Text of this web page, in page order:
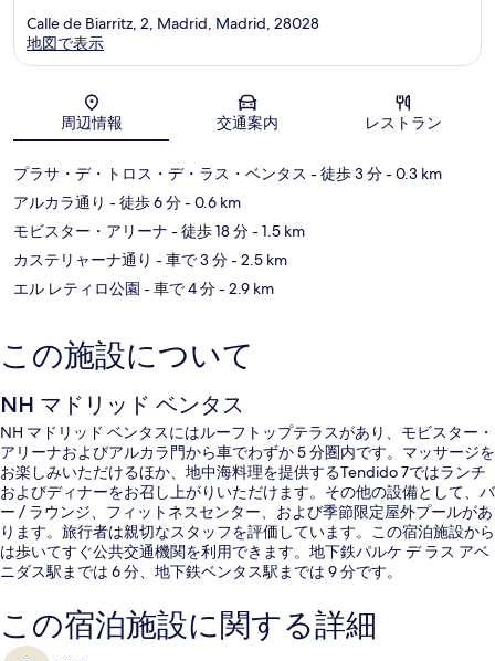
地図
Calle de Biarritz, 2, Madrid, Madrid, 28028
地図で表示
周辺情報 交通案内 レストラン
プラサ・デ・トロス・デ・ラス・ベンタス - 徒歩 3 分- 0.3 km
アルカラ通り - 徒歩 6 分- 0.6 km
モビスター・アリーナ - 徒歩 18 分- 1.5 km
カステリャーナ通り - 車で 3 分- 2.5 km
エル レティロ公園 - 車で 4 分- 2.9 km
この施設について
NH マドリッド ベンタス
NH マドリッド ベンタスにはルーフトップテラスがあり、モビスター・
アリーナおよびアルカラ門から車でわずか 5 分圏内です。マッサージを
お楽しみいただけるほか、地中海料理を提供するTendido 7ではランチ
およびディナーをお召し上がりいただけます。その他の設備として、バ
ー / ラウンジ、フィットネスセンター、および季節限定屋外プールがあ
ります。旅行者は親切なスタッフを評価しています。この宿泊施設から
は歩いてすぐ公共交通機関を利用できます。地下鉄パルケ デ ラス アベ
ニダス駅までは 6 分、地下鉄ベンタス駅までは 9 分です。
この宿泊施設に関する詳細